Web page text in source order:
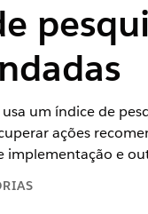
um índice de
ações
implementação e